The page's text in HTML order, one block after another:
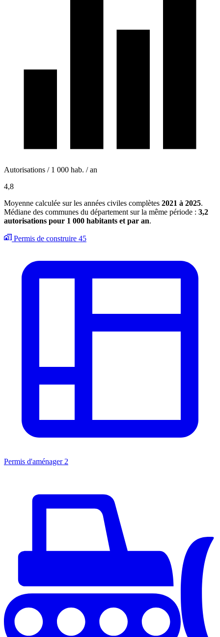
Autorisations / 1 000 hab. / an
4,8
Moyenne calculée sur les années civiles complètes 2021 à 2025.
Médiane des communes du département sur la même période : 3,2
autorisations pour 1 000 habitants et par an.
Permis de construire 45
Permis d'aménager 2